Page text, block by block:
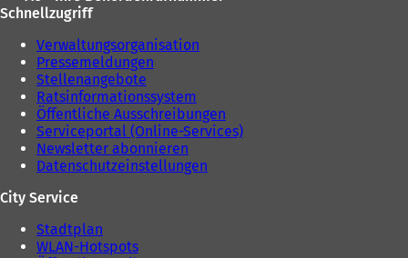
Schnellzugriff
Verwaltungsorganisation
Pressemeldungen
Stellenangebote
Ratsinformationssystem
Öffentliche Ausschreibungen
Serviceportal (Online-Services)
Newsletter abonnieren
Datenschutzeinstellungen
City Service
Stadtplan
WLAN-Hotspots